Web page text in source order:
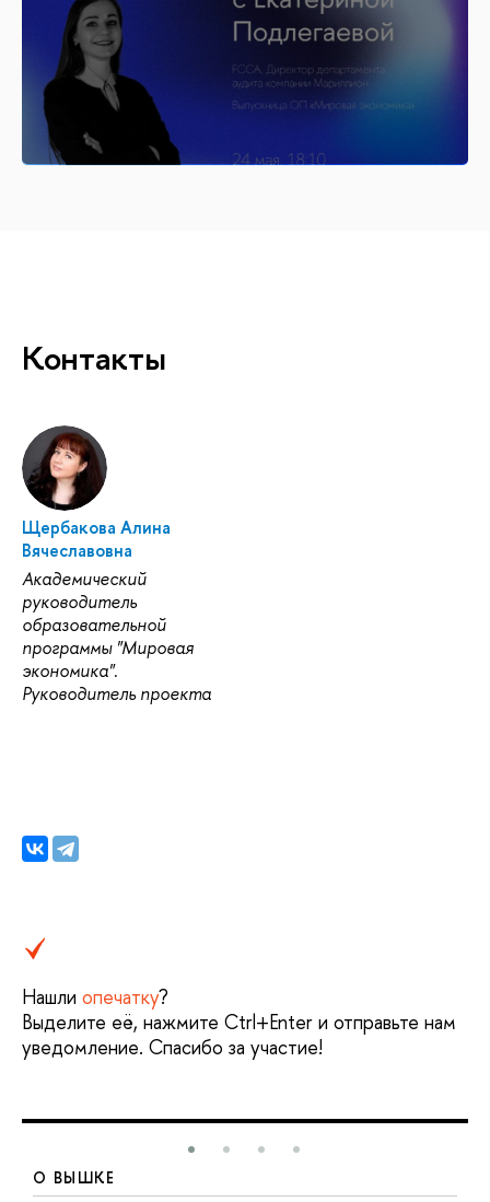
Контакты
Щербакова Алина
Вячеславовна
Академический
руководитель
образовательной
программы "Мировая
экономика".
Руководитель проекта
Нашли опечатку?
Выделите её, нажмите Ctrl+Enter и отправьте нам
уведомление. Спасибо за участие!
О ВЫШКЕ